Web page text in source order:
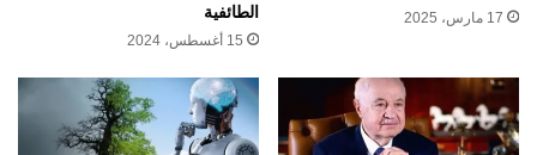
17 مارس، 2025
الطائفية
15 أغسطس، 2024